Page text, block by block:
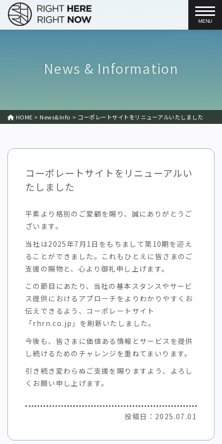
News & Information
HOME >News&Info > コーポレートサイトをリニューアルいたしました
コーポレートサイトをリニューアルい
たしました
平素より格別のご愛顧を賜り、誠にありがとうご
ざいます。
当社は2025年7月1日をもちまして第10期を迎え
ることができました。これもひとえに皆さまのご
支援の賜物と、心より御礼申し上げます。
この節目にあたり、当社の基本スタンスやサービ
ス提供におけるアプローチをよりわかりやすくお
伝えできるよう、コーポレートサイト
「rhrn.co.jp」を刷新いたしました。
今後も、皆さまに価値ある情報とサービスを提供
し続けるためのチャレンジを重ねてまいります。
引き続き変わらぬご支援を賜りますよう、よろし
くお願い申し上げます。
投稿日：2025.07.01